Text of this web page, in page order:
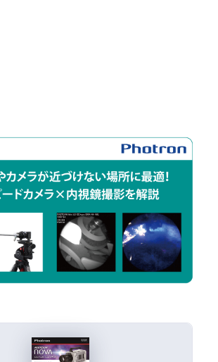
ラが近づけない場所に最適！ハイス
内視鏡撮影を解説
立ち資料もご用意して